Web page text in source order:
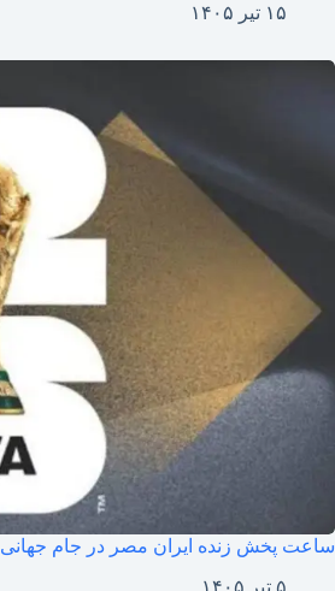
۱۵ تیر ۱۴۰۵
ساعت پخش زنده ایران مصر در جام جهانی ۲۰۲۶
۵ تیر ۱۴۰۵